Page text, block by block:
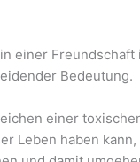
einer
Bedeutung.
einer
Leben haben